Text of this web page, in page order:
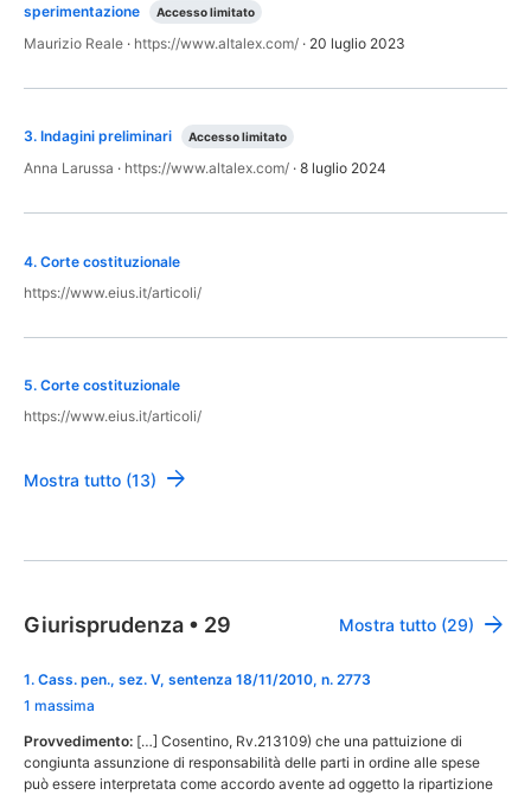
sperimentazione
Accesso limitato
Maurizio Reale · https://www.altalex.com/ · 20 luglio 2023
3. Indagini preliminari Accesso limitato
Anna Larussa · https://www.altalex.com/ · 8 luglio 2024
4. Corte costituzionale
https://www.eius.it/articoli/
5. Corte costituzionale
https://www.eius.it/articoli/
Mostra tutto (13)
Giurisprudenza • 29 Mostra tutto (29)
1. Cass. pen., sez. V, sentenza 18/11/2010, n. 2773
1 massima
Provvedimento: […] Cosentino, Rv.213109) che una pattuizione di
congiunta assunzione di responsabilità delle parti in ordine alle spese
può essere interpretata come accordo avente ad oggetto la ripartizione